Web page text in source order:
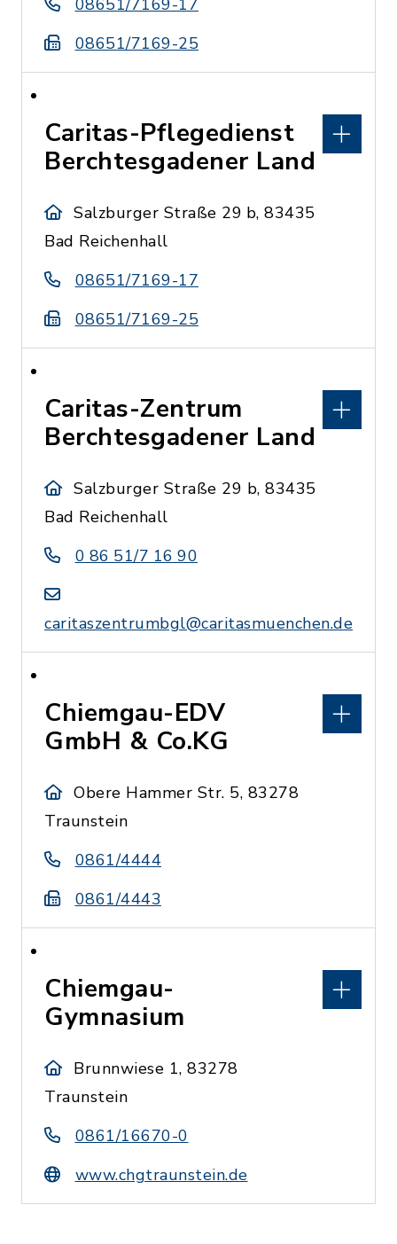
08651/7169-17
08651/7169-25
Caritas-Pflegedienst
Berchtesgadener Land
Salzburger Straße 29 b, 83435
Bad Reichenhall
08651/7169-17
08651/7169-25
Caritas-Zentrum
Berchtesgadener Land
Salzburger Straße 29 b, 83435
Bad Reichenhall
0 86 51/7 16 90
caritaszentrumbgl@caritasmuenchen.de
Chiemgau-EDV
GmbH & Co.KG
Obere Hammer Str. 5, 83278
Traunstein
0861/4444
0861/4443
Chiemgau-
Gymnasium
Brunnwiese 1, 83278
Traunstein
0861/16670-0
www.chgtraunstein.de